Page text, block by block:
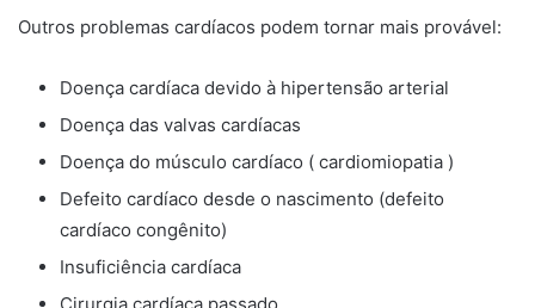
Outros problemas cardíacos podem tornar mais provável:
Doença cardíaca devido à hipertensão arterial
Doença das valvas cardíacas
Doença do músculo cardíaco ( cardiomiopatia )
Defeito cardíaco desde o nascimento (defeito
cardíaco congênito)
Insuficiência cardíaca